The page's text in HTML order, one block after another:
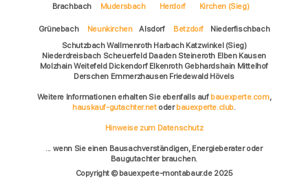
Brachbach
Mudersbach Herdorf Kirchen (Sieg)
Grünebach Neunkirchen Alsdorf Betzdorf
Niederfischbach
Schutzbach Wallmenroth Harbach Katzwinkel (Sieg)
Niederdreisbach Scheuerfeld Daaden Steineroth Elben Kausen
Molzhain Weitefeld Dickendorf Elkenroth Gebhardshain Mittelhof
Derschen Emmerzhausen Friedewald Hövels
Weitere Informationen erhalten Sie ebenfalls auf bauexperte.com,
hauskauf-gutachter.netoderbauexperte.club.
Hinweise zum Datenschutz
... wenn Sie einen Bausachverständigen, Energieberater oder
Baugutachter brauchen.
Copyright © bauexperte-montabaur.de 2025